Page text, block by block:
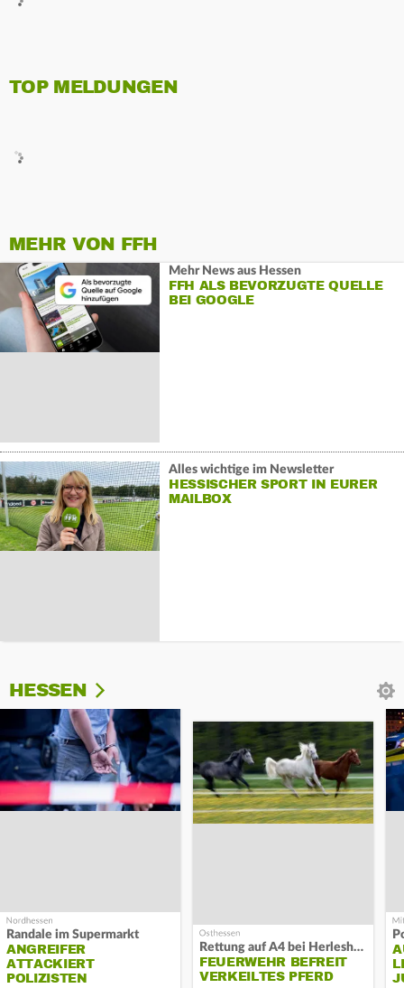
TOP MELDUNGEN
MEHR VON FFH
Mehr News aus Hessen
FFH ALS BEVORZUGTE QUELLE
BEI GOOGLE
Alles wichtige im Newsletter
HESSISCHER SPORT IN EURER
MAILBOX
HESSEN
Randale im Supermarkt
ANGREIFER
ATTACKIERT
POLIZISTEN
Rettung auf A4 bei Herleshausen
FEUERWEHR BEFREIT
VERKEILTES PFERD